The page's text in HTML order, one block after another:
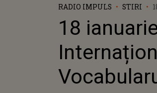
RADIO IMPULS STIRI
18